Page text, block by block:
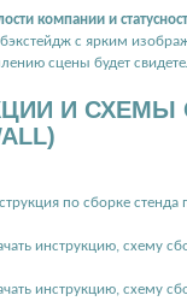
компании и
с ярким
сцены будет
И СХЕМЫ
по сборке
инструкцию, схему
инструкцию, схему